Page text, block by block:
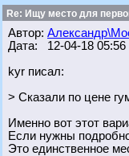
Re: Ищу место для
Автор:
Дата: 12-04-18 05:56
kyr писал:
> Сказали по цене
Именно вот этот
Если нужны
Это единственное